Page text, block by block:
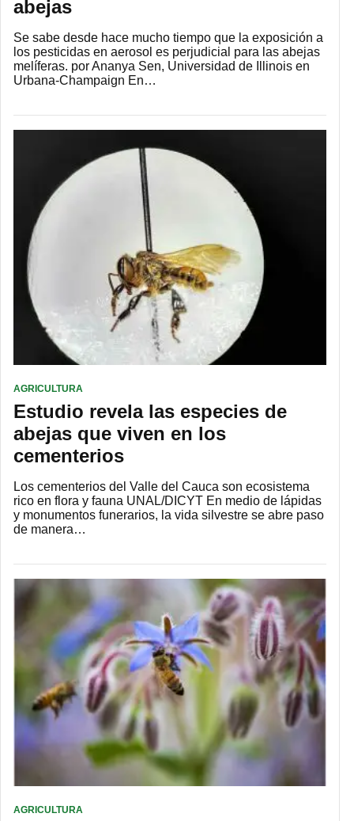
abejas
Se sabe desde hace mucho tiempo que la exposición a
los pesticidas en aerosol es perjudicial para las abejas
melíferas. por Ananya Sen, Universidad de Illinois en
Urbana-Champaign En…
AGRICULTURA
Estudio revela las especies de
abejas que viven en los
cementerios
Los cementerios del Valle del Cauca son ecosistema
rico en flora y fauna UNAL/DICYT En medio de lápidas
y monumentos funerarios, la vida silvestre se abre paso
de manera…
AGRICULTURA